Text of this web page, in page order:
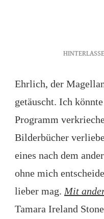
Ehrlich, der
getäuscht. Ich
Programm
Bilderbücher
eines nach dem
ohne mich
lieber mag. Mit
Tamara Ireland